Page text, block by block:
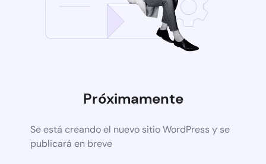
Próximamente
Se está creando el nuevo sitio WordPress y se
publicará en breve